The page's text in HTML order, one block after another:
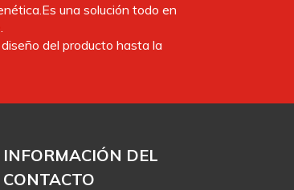
una solución todo en
del producto hasta la
INFORMACIÓN DEL
CONTACTO